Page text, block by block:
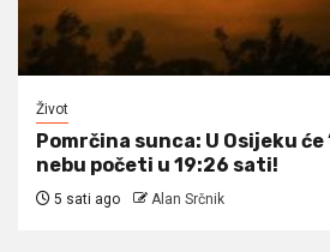
Život
Pomrčina sunca: U Osijeku će
nebu početi u 19:26 sati!
5 sati ago Alan Srčnik